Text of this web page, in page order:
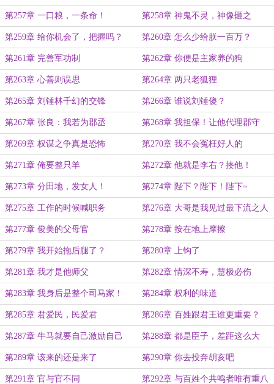
第257章 一口粮，一条命！ 第258章 神鬼不灵，神像砸之
第259章 给你机会了，把握吗？ 第260章 怎么少给朕一百万？
第261章 完善军功制 第262章 你便是主家养的狗
第263章 心善则误思 第264章 两只老狐狸
第265章 刘锤林千幻的交锋 第266章 谁说刘锤傻？
第267章 张良：我若为郡丞 第268章 我担保！让他代理郡守
吧！
第269章 权谋之争真是恐怖 第270章 我不会冤枉好人的
第271章 俺要整只羊 第272章 他就是李右？揍他！
第273章 分田地，发女人！ 第274章 陛下？陛下！陛下~
第275章 工作的时候喊职务 第276章 大哥是我见过最下流之人
第277章 俊美的父母官 第278章 按在地上摩擦
第279章 我开始拖后腿了？ 第280章 上钩了
第281章 我才是他师父 第282章 情深不寿，慧极必伤
第283章 我身后是整个司马家！ 第284章 权利的味道
第285章 君爱民，民爱君 第286章 百姓跟君王谁更重要？
第287章 牛马就要自己激励自己 第288章 都是臣子，差距这么大
第289章 该来的还是来了 第290章 你去投奔胡亥吧
第291章 官与官不同 第292章 与百姓个共鸣者唯有重八